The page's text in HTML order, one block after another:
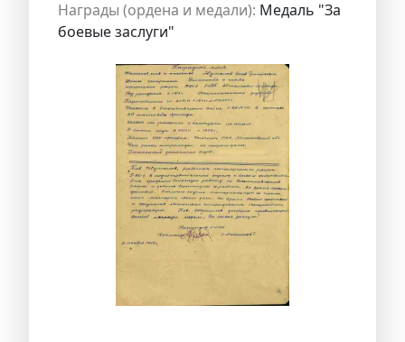
Награды (ордена и медали): Медаль "За
боевые заслуги"